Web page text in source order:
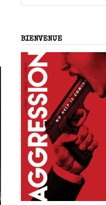
BIENVENUE